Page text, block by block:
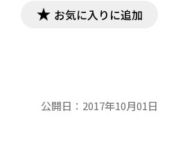
お気に入りに追加
公開日： 2017年10月01日